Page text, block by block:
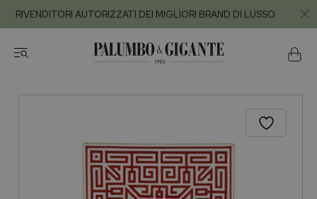
RIVENDITORI AUTORIZZATI DEI MIGLIORI BRAND DI LUSSO.